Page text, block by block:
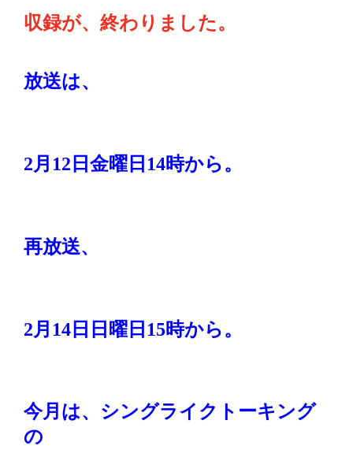
収録が、終わりました。
放送は、
2月 12 日金曜日 14時から。
再放送、
2月 14 日日曜日 15時から。
今月は、シングライクトーキング
の